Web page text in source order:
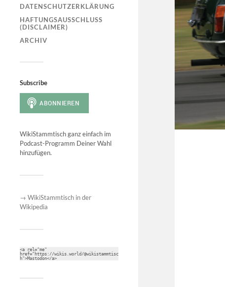
DATENSCHUTZERKLÄRUNG
HAFTUNGSAUSSCHLUSS
(DISCLAIMER)
ARCHIV
Subscribe
WikiStammtisch ganz einfach im
Podcast-Programm Deiner Wahl
hinzufügen.
→ WikiStammtisch in der
Wikipedia
<a rel="me"
href="https://wikis.world/@wikistammtisc
h">Mastodon</a>